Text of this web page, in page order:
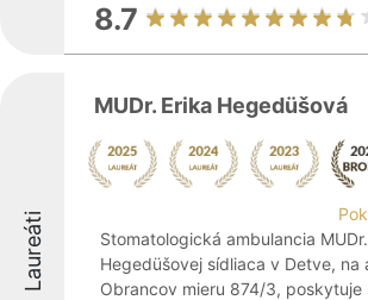
8.7
Laureáti
MUDr. Erika Hegedüšová
Stomatologická ambulancia
Hegedüšovej sídliaca v Detve, na
Obrancov mieru 874/3, poskytuje